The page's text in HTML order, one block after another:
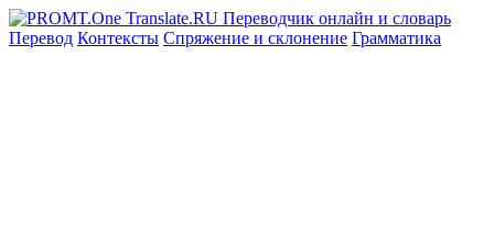
Перевод Контексты Спряжение и склонение Грамматика